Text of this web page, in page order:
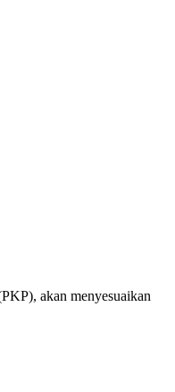
akan menyesuaikan